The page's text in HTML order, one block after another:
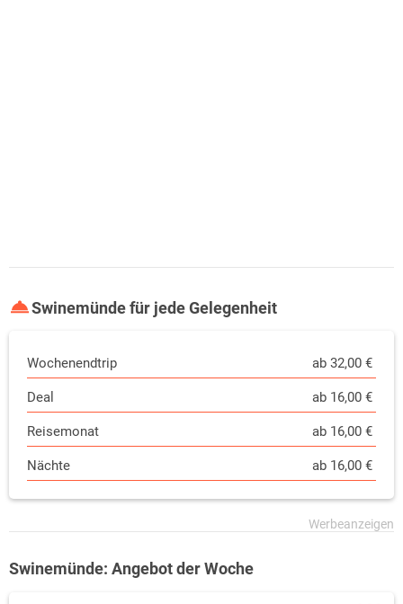
Swinemünde für jede Gelegenheit
Wochenendtrip ab 32,00 €
Deal ab 16,00 €
Reisemonat ab 16,00 €
Nächte ab 16,00 €
Swinemünde: Angebot der Woche